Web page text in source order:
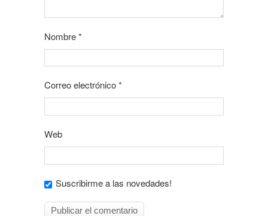
Nombre*
Correo electrónico*
Web
Suscribirme a las novedades!